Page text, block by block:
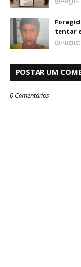
tentar
POSTAR UM
0 Comentários